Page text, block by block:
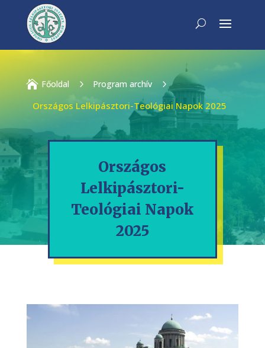
 Főoldal 5 Program archív
5
Országos Lelkipásztori-Teológiai Napok 2025
Országos
Lelkipásztori-
Teológiai Napok
2025